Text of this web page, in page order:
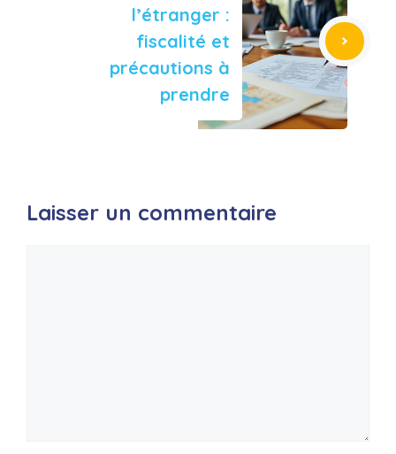
l’étranger :
fiscalité et
précautions à
prendre
Laisser un commentaire